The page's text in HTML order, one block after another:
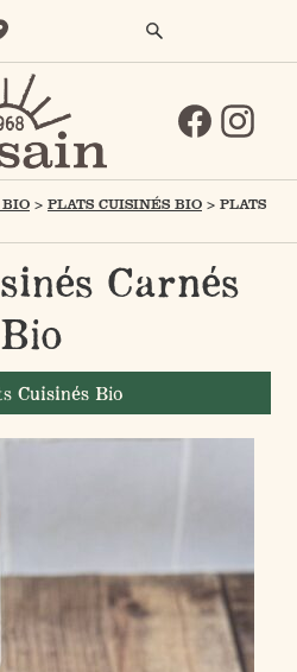
BIO > PLATS CUISINÉS BIO > PLATS
Carnés
Bio
Cuisinés Bio